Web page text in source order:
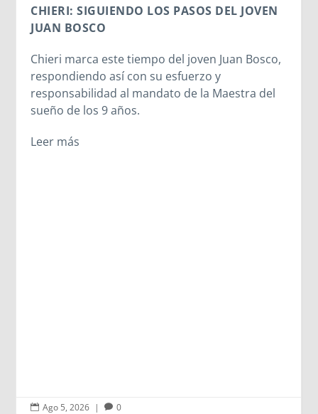
EN EL COLLE DON BOSCO: UN DÍA PARA
CONECTAR CON LAS RAÍCES SALESIANAS
El Campobosco 2026 vive una jornada
emocionante en I Becchi, donde los jóvenes
participantes tuvieron la oportunidad de
recorrer los lugares que marcaron la infancia
hasta el lugar del sueño de los 9 años, los
 Ago 4, 2026